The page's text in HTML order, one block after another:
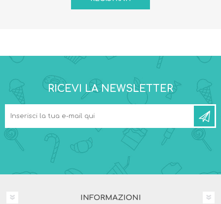
RICEVI LA NEWSLETTER
INFORMAZIONI